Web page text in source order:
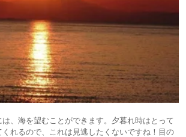
、海を望むことができます。夕暮れ時はとって
れるので、これは見逃したくないですね！目の